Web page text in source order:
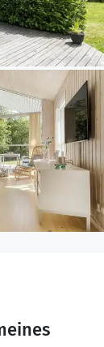
um
Innerhalb
Det Gamle
aus aller
Djurs